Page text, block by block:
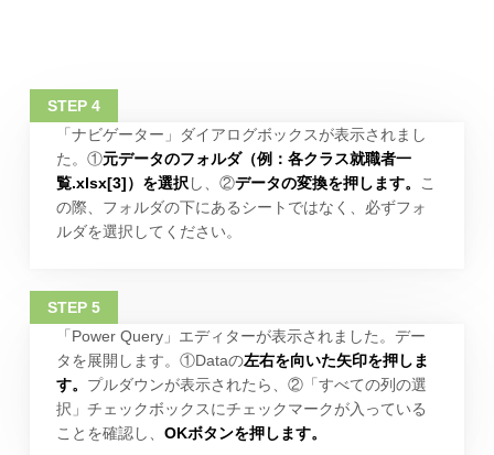
「ナビゲーター」ダイアログボックスが表示されまし
た。①元データのフォルダ（例：各クラス就職者一
覧.xlsx[3]）を選択 し、②データの変換を押します。
こ
の際、フォルダの下にあるシートではなく、必ずフォ
ルダを選択してください。
「Power Query」エディターが表示されました。デー
タを展開します。①Dataの左右を向いた矢印を押しま
す。 プルダウンが表示されたら、②「すべての列の選
択」チェックボックスにチェックマークが入っている
ことを確認し、 OKボタンを押します。